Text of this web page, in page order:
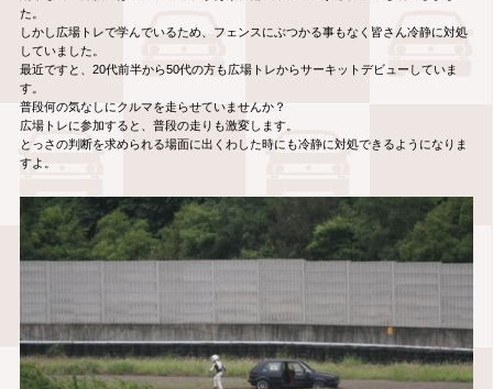
た。
しかし広場トレで学んでいるため、フェンスにぶつかる事もなく皆さん冷静に対処
していました。
最近ですと、20代前半から50代の方も広場トレからサーキットデビューしていま
す。
普段何の気なしにクルマを走らせていませんか？
広場トレに参加すると、普段の走りも激変します。
とっさの判断を求められる場面に出くわした時にも冷静に対処できるようになりま
すよ。